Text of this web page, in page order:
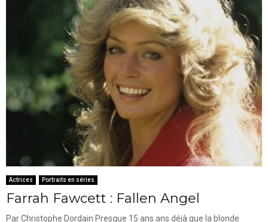
Actrices Portraits en séries
Farrah Fawcett : Fallen Angel
Par Christophe Dordain Presque 15 ans ans déjà que la blonde